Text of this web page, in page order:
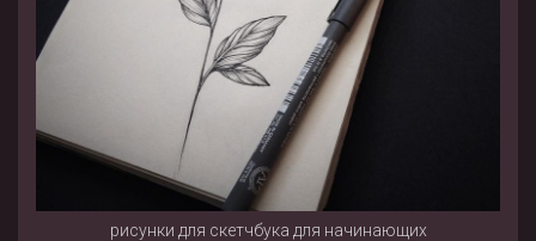
рисунки для скетчбука для начинающих